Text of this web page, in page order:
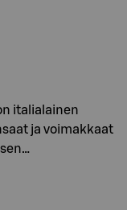
italialainen
ja voimakkaat